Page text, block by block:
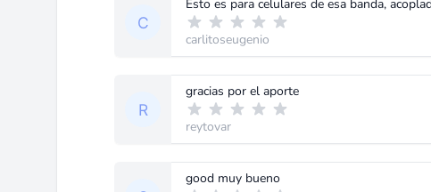
carlitoseugenio
gracias por el aporte
reytovar
good muy bueno